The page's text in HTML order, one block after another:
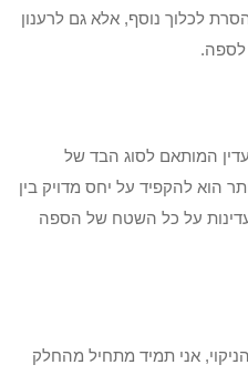
לכלוך נוסף, אלא גם לרענון
לספה.
המותאם לסוג הבד של
הוא להקפיד על יחס מדויק בין
על כל השטח של הספה
אני תמיד מתחיל מהחלק